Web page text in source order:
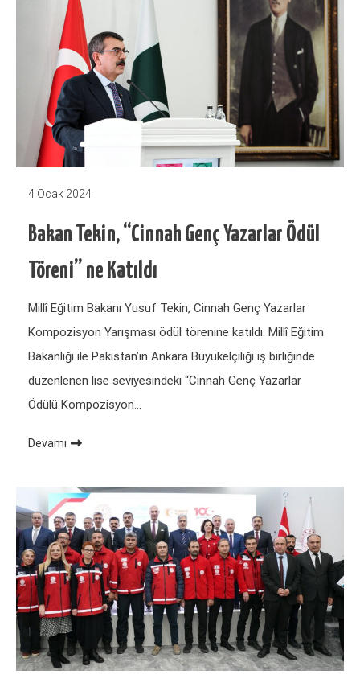
4 Ocak 2024
Bakan Tekin, “Cinnah Genç Yazarlar Ödül
Töreni” ne Katıldı
Millî Eğitim Bakanı Yusuf Tekin, Cinnah Genç Yazarlar
Kompozisyon Yarışması ödül törenine katıldı. Millî Eğitim
Bakanlığı ile Pakistan’ın Ankara Büyükelçiliği iş birliğinde
düzenlenen lise seviyesindeki “Cinnah Genç Yazarlar
Ödülü Kompozisyon…
Devamı